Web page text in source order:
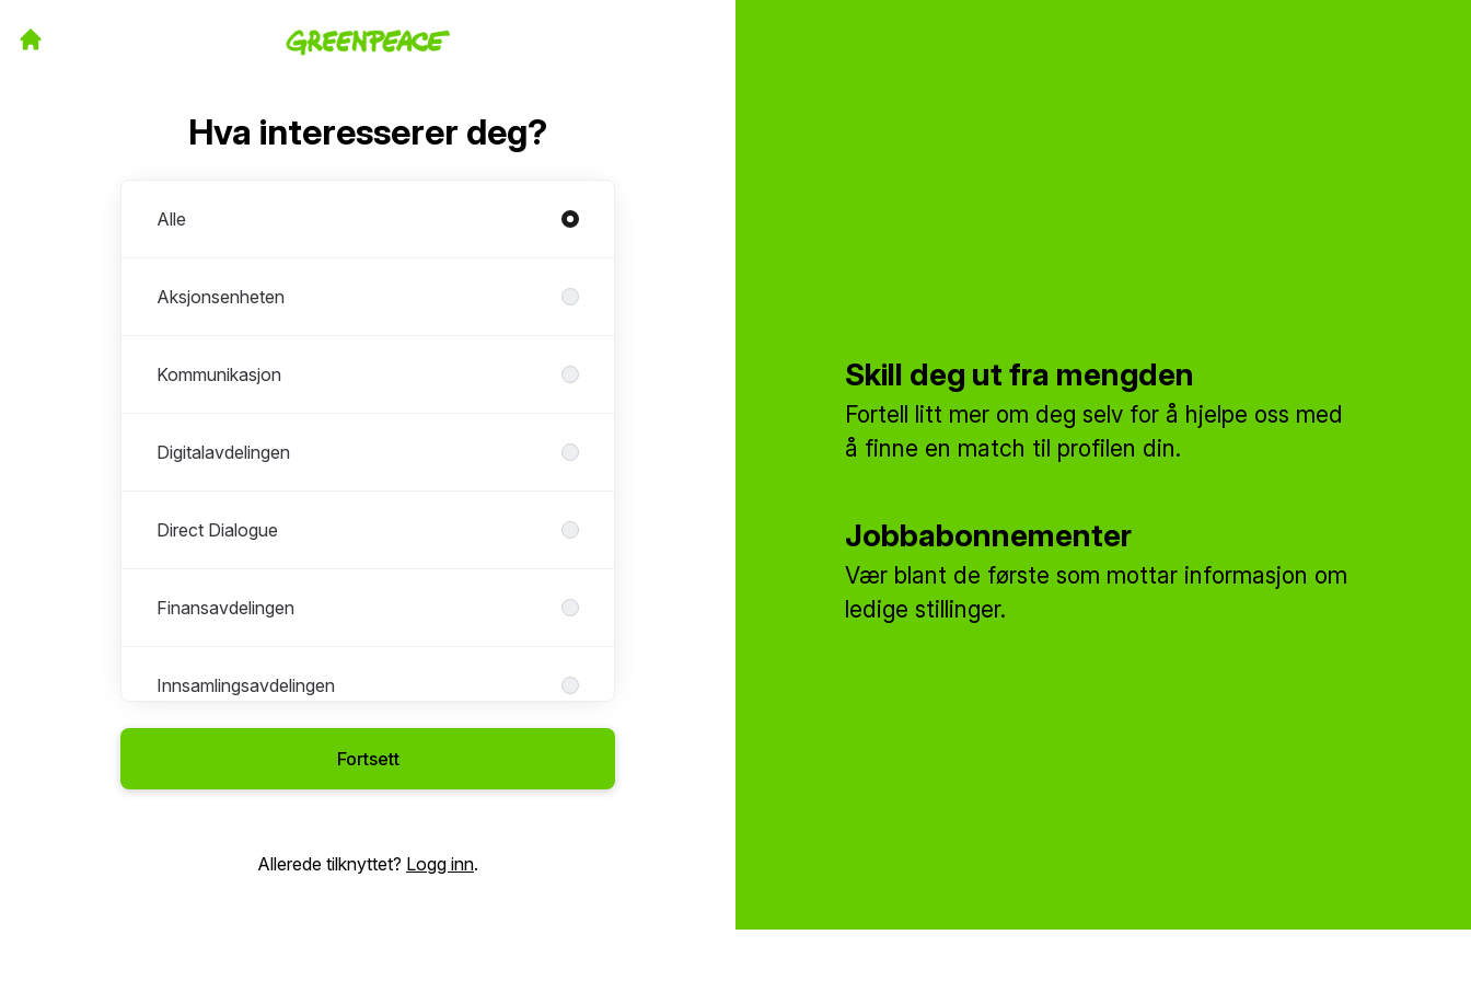
Hva interesserer deg?
Alle
Aksjonsenheten
Kommunikasjon
Digitalavdelingen
Direct Dialogue
Finansavdelingen
Innsamlingsavdelingen
Fortsett
Allerede tilknyttet? Logg inn.
Skill deg ut fra mengden
Fortell litt mer om deg selv for å hjelpe oss med
å finne en match til profilen din.
Jobbabonnementer
Vær blant de første som mottar informasjon om
ledige stillinger.